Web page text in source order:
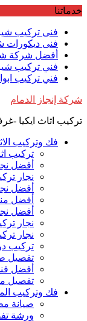
Skip
content
خدماتنا
فنى تركيب
فنى ديكورات
أفضل شركة
فني تركيب
فني تركيب
شركة إنجاز الدمام
تركيب اثاث ايكيا -
فك وتركيب
تركيب اثاث
أفضل نجار
نجار
أفضل
أفضل
أفضل
نجار تركيب
نجار
تركيب
تفصيل
أفضل
تفصيل
فك وتركيب
صيانة
ورشة